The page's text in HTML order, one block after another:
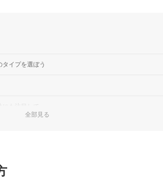
イプを選ぼう
も注目して
グ
全部見る